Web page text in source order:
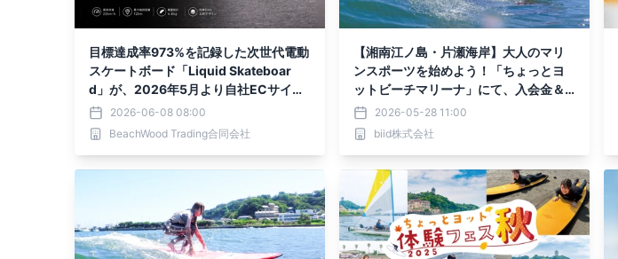
目標達成率973%を記録した次世代電動
スケートボード「Liquid Skateboar
d」が、2026年5月より自社ECサイト
にて一般販売を開始！
2026-06-08 08:00
BeachWood Trading合同会社
【湘南江ノ島・片瀬海岸】大人のマリ
ンスポーツを始めよう！「ちょっとヨ
ットビーチマリーナ」にて、入会金＆
初年度年会費（合計25,300円）が今だ
け【完全無料】になるお得な入会キャ
ンペーンを2026年6月1日より開始！
2026-05-28 11:00
biid株式会社